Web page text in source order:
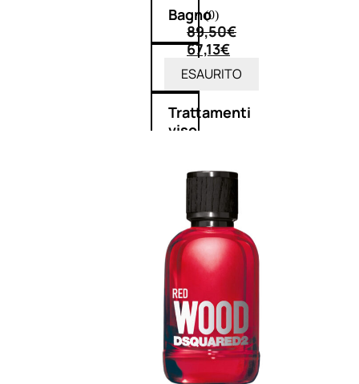
Bagno
Detergenza
Trattamenti
viso
Maschere
nature
Novità
PROMO
(0)
89,50€
67,13€
ESAURITO